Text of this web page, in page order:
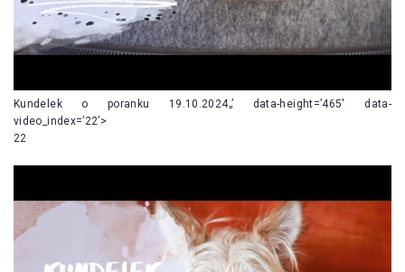
Kundelek o poranku 19.10.2024„’ data-height=’465′ data-
video_index=’22’>
22